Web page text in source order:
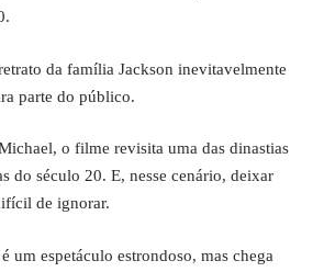
da família Jackson inevitavelmente
parte do público.
o filme revisita uma das dinastias
do século 20. E, nesse cenário, deixar
de ignorar.
um espetáculo estrondoso, mas chega